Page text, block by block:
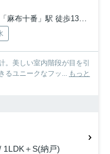
麻布十番」駅 徒歩13分
。美しい室内階段が目を引
るユニークなフッ...
もっと
1LDK＋S(納戸)